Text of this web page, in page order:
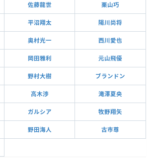
佐藤龍世 栗山巧
平沼翔太 陽川尚将
奥村光一 西川愛也
岡田雅利 元山飛優
野村大樹 ブランドン
高木渉 滝澤夏央
ガルシア 牧野翔矢
野田海人 古市尊